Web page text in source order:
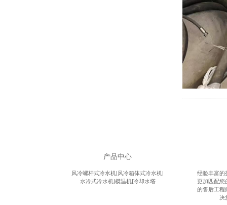
产品中心
风冷螺杆式冷水机|风冷箱体式冷水机|
水冷式冷水机|模温机|冷却水塔
经验丰富的
更加匹配您
的售后工程
决